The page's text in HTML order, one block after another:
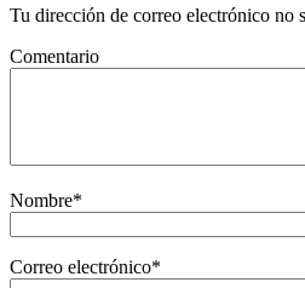
Tu dirección de correo electrónico no
Comentario
Nombre*
Correo electrónico*